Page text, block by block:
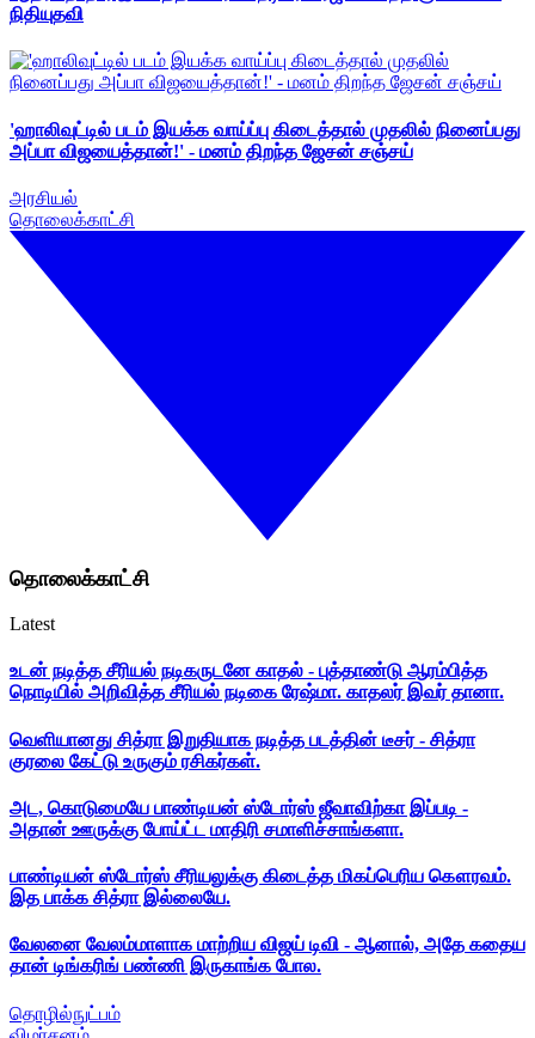
நிதியுதவி
'ஹாலிவுட்டில் படம் இயக்க வாய்ப்பு கிடைத்தால் முதலில் நினைப்பது
அப்பா விஜயைத்தான்!' - மனம் திறந்த ஜேசன் சஞ்சய்
அரசியல்
தொலைக்காட்சி
தொலைக்காட்சி
Latest
உடன் நடித்த சீரியல் நடிகருடனே காதல் - புத்தாண்டு ஆரம்பித்த
நொடியில் அறிவித்த சீரியல் நடிகை ரேஷ்மா. காதலர் இவர் தானா.
வெளியானது சித்ரா இறுதியாக நடித்த படத்தின் டீசர் - சித்ரா
குரலை கேட்டு உருகும் ரசிகர்கள்.
அட, கொடுமையே பாண்டியன் ஸ்டோர்ஸ் ஜீவாவிற்கா இப்படி -
அதான் ஊருக்கு போய்ட்ட மாதிரி சமாளிச்சாங்களா.
பாண்டியன் ஸ்டோர்ஸ் சீரியலுக்கு கிடைத்த மிகப்பெரிய கௌரவம்.
இத பாக்க சித்ரா இல்லையே.
வேலனை வேலம்மாளாக மாற்றிய விஜய் டிவி - ஆனால், அதே கதைய
தான் டிங்கரிங் பண்ணி இருகாங்க போல.
தொழில்நுட்பம்